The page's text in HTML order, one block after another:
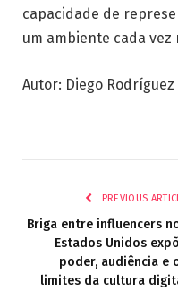
capacidade de
um ambiente cada vez
Autor: Diego Rodríguez
PREVIOUS
Briga entre influencers
Estados Unidos
poder, audiência e
limites da cultura